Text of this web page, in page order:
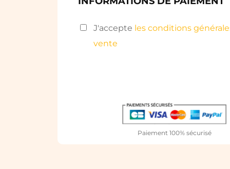
J'accepte les conditions
vente
Paiement 100% sécurisé